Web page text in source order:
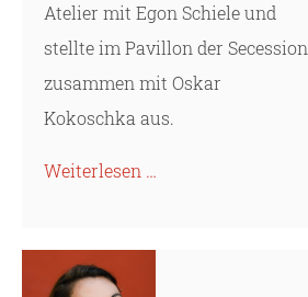
Atelier mit Egon Schiele und
stellte im Pavillon der Secession
zusammen mit Oskar
Kokoschka aus.
Weiterlesen …